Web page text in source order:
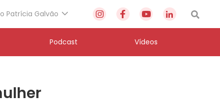
Patrícia Galvão
Podcast Vídeos